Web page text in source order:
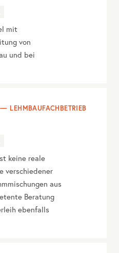
mit
von
und bei
LEHMBAUFACHBETRIEB
keine reale
verschiedener
aus
Beratung
ebenfalls